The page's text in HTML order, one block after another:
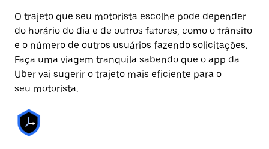
O trajeto que seu motorista escolhe pode depender
do horário do dia e de outros fatores, como o trânsito
e o número de outros usuários fazendo solicitações.
Faça uma viagem tranquila sabendo que o app da
Uber vai sugerir o trajeto mais eficiente para o
seu motorista.